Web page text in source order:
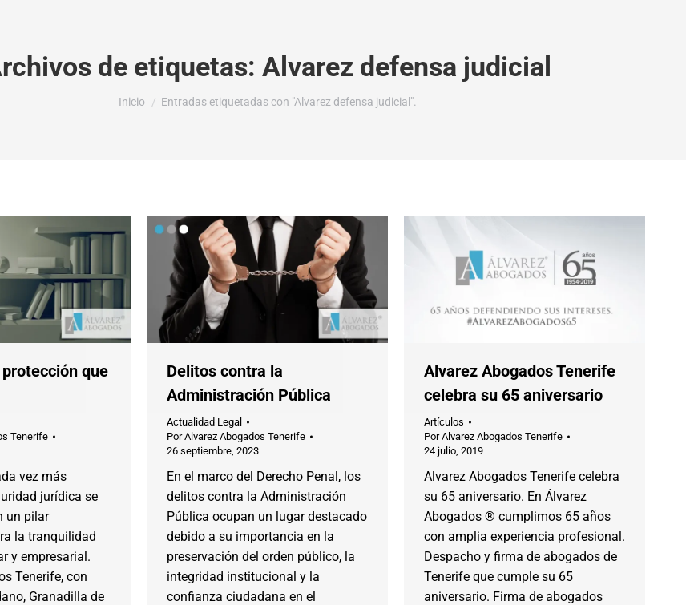
de etiquetas: Alvarez defensa judicial
Estás aquí:
Inicio Entradas etiquetadas con "Alvarez defensa judicial".
que
Tenerife
vez más
jurídica se
un pilar
la tranquilidad
y empresarial.
Tenerife, con
Granadilla de
Delitos contra la
Administración Pública
Actualidad Legal
PorAlvarez Abogados Tenerife
26 septiembre, 2023
En el marco del Derecho Penal, los
delitos contra la Administración
Pública ocupan un lugar destacado
debido a su importancia en la
preservación del orden público, la
integridad institucional y la
confianza ciudadana en el
Alvarez Abogados Tenerife
celebra su 65 aniversario
Artículos
PorAlvarez Abogados Tenerife
24 julio, 2019
Alvarez Abogados Tenerife celebra
su 65 aniversario. En Álvarez
Abogados ® cumplimos 65 años
con amplia experiencia profesional.
Despacho y firma de abogados de
Tenerife que cumple su 65
aniversario. Firma de abogados